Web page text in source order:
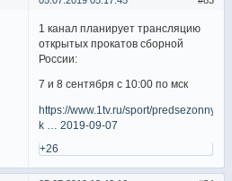
1 канал планирует трансляцию
открытых прокатов сборной
России:
7 и 8 сентября с 10:00 по мск
https://www.1tv.ru/sport/predsezonnye-
k … 2019-09-07
+26